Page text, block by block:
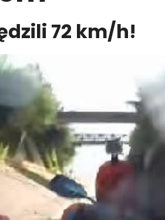
72 km/h!